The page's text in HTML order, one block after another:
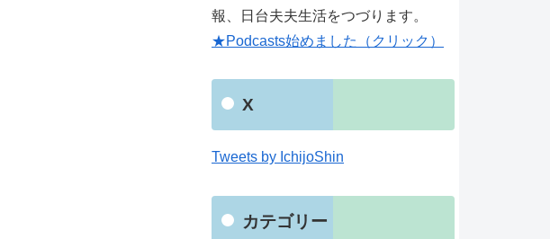
報、日台夫夫生活をつづります。
★Podcasts始めました（クリック）
X
Tweets by IchijoShin
カテゴリー